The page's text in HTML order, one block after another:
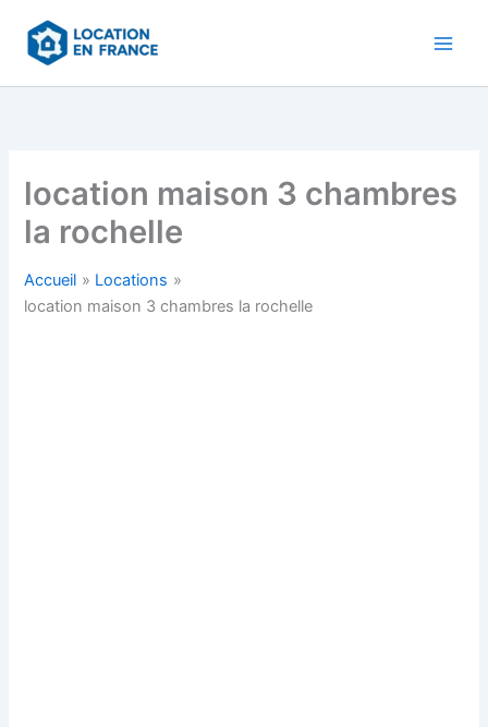
contenu
location maison 3 chambres
la rochelle
Accueil
Locations
location maison 3 chambres la rochelle